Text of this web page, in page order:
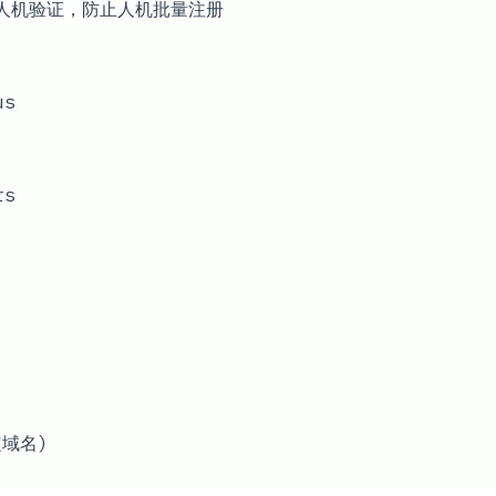
验证，防止人机批量注册
名)